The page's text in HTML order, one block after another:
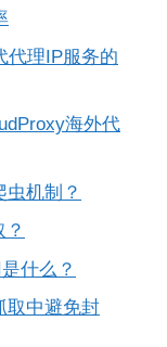
代理IP服务的
海外代
机制？
什么？
取中避免封